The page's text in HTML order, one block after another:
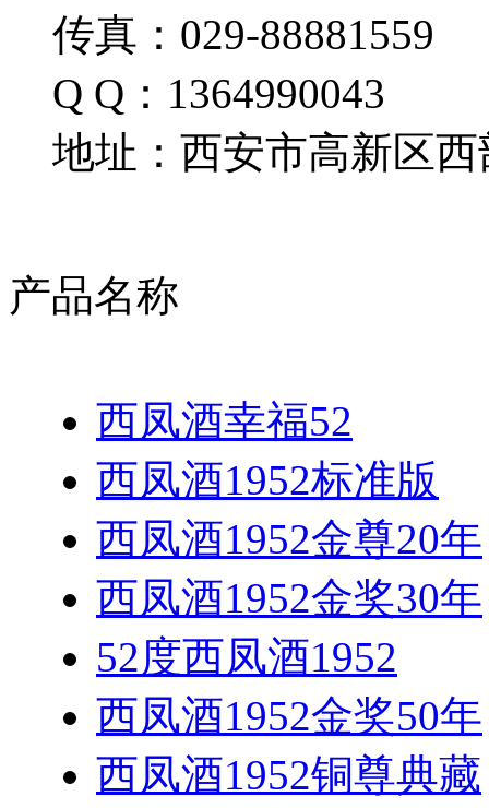
传真：029-88881559
Q Q：1364990043
地址：西安市高新区西
产品名称
西凤酒幸福52
西凤酒1952标准版
西凤酒1952金尊20年
西凤酒1952金奖30年
52度西凤酒1952
西凤酒1952金奖50年
西凤酒1952铜尊典藏